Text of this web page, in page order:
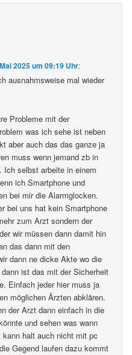
2025 um 09:19 Uhr:
ausnahmsweise mal wieder
Probleme mit der
was ich sehe ist neben
aber auch das das ganze ja
muss wenn jemand zb in
Ich selbst arbeite in einem
ich Smartphone und
bei mir die Alarmglocken.
bei uns hat kein Smartphone
zum Arzt sondern der
wir müssen dann damit hin
das dann mit den
dann ne dicke Akte wo die
ist das mit der Sicherheit
Einfach jeder hier muss ja
möglichen Ärzten abklären.
der Arzt dann einfach in die
und sehen was wann
halt auch nicht mit pc
Gegend laufen dazu kommt